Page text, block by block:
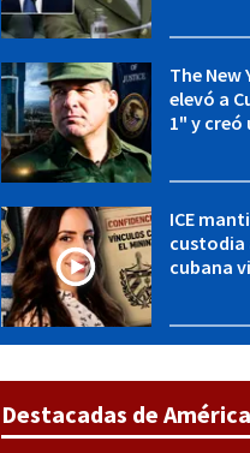
The New
elevó a
1" y creó una fuerza
ICE
custodia
cubana
Destacadas de